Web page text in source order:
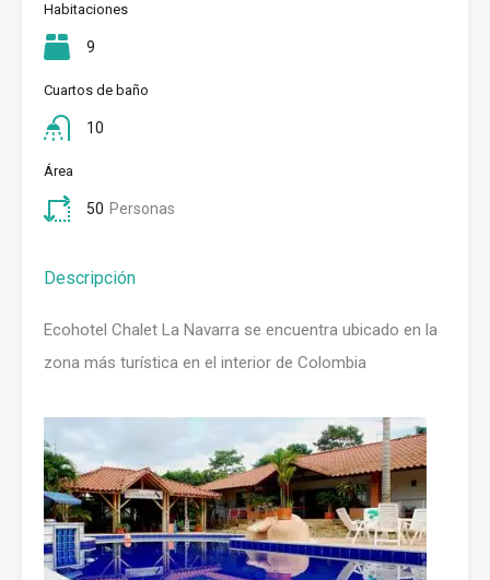
Habitaciones
9
Cuartos de baño
10
Área
50 Personas
Descripción
Ecohotel Chalet La Navarra se encuentra ubicado en la
zona más turística en el interior de Colombia